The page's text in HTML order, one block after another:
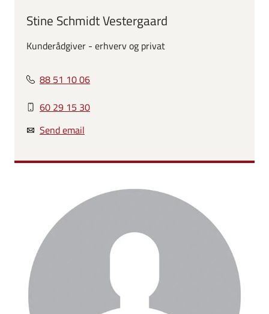
Stine Schmidt Vestergaard
Kunderådgiver - erhverv og privat
88 51 10 06
60 29 15 30
Send email